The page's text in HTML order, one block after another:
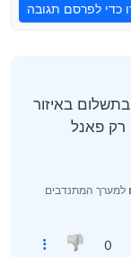
כדי לפרסם תגובה
אשמח אם יש למישהו צמה למאזדה 5 בתשלום באיזור
רק פאנל
למערך המתנדבים
0